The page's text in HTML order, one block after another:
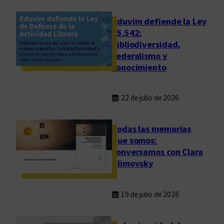
Eduvim defiende la Ley
25.542:
bibliodiversidad,
federalismo y
conocimiento
22 de julio de 2026
Todas las memorias
que somos:
conversamos con Clara
Klimovsky
19 de julio de 2026